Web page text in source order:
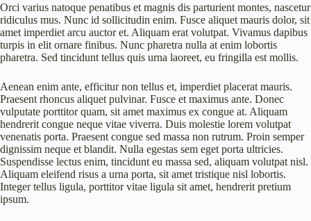
Orci varius natoque penatibus et magnis dis parturient montes, nascetur
ridiculus mus. Nunc id sollicitudin enim. Fusce aliquet mauris dolor, sit
amet imperdiet arcu auctor et. Aliquam erat volutpat. Vivamus dapibus
turpis in elit ornare finibus. Nunc pharetra nulla at enim lobortis
pharetra. Sed tincidunt tellus quis urna laoreet, eu fringilla est mollis.
Aenean enim ante, efficitur non tellus et, imperdiet placerat mauris.
Praesent rhoncus aliquet pulvinar. Fusce et maximus ante. Donec
vulputate porttitor quam, sit amet maximus ex congue at. Aliquam
hendrerit congue neque vitae viverra. Duis molestie lorem volutpat
venenatis porta. Praesent congue sed massa non rutrum. Proin semper
dignissim neque et blandit. Nulla egestas sem eget porta ultricies.
Suspendisse lectus enim, tincidunt eu massa sed, aliquam volutpat nisl.
Aliquam eleifend risus a urna porta, sit amet tristique nisl lobortis.
Integer tellus ligula, porttitor vitae ligula sit amet, hendrerit pretium
ipsum.